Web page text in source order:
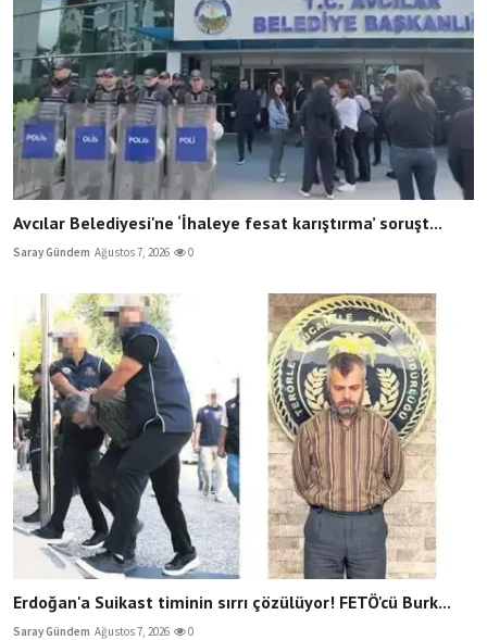
Avcılar Belediyesi'ne ‘İhaleye fesat karıştırma’ soruşt...
Saray Gündem Ağustos 7, 2026 0
Erdoğan'a Suikast timinin sırrı çözülüyor! FETÖ'cü Burk...
Saray Gündem Ağustos 7, 2026 0